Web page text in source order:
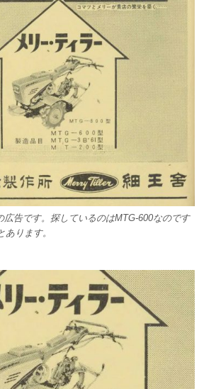
広告です。探しているのはMTG-600なのです
あります。